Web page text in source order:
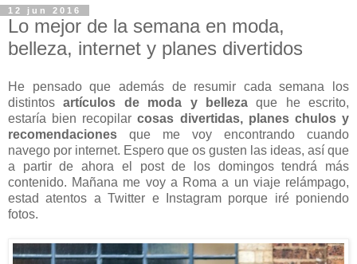
12 jun 2016
Lo mejor de la semana en moda,
belleza, internet y planes divertidos
He pensado que además de resumir cada semana los
distintosartículos de moda y bellezaque he escrito,
estaría bien recopilarcosas divertidas, planes chulos y
recomendaciones que me voy encontrando cuando
navego por internet. Espero que os gusten las ideas, así que
a partir de ahora el post de los domingos tendrá más
contenido. Mañana me voy a Roma a un viaje relámpago,
estad atentos a Twitter e Instagram porque iré poniendo
fotos.